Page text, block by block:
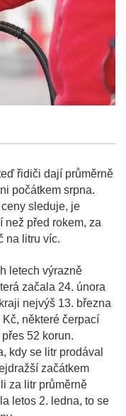
řidiči dají průměrně
počátkem srpna.
sleduje, je
než před rokem, za
na litru víc.
letech výrazně
začala 24. února
nejvýš 13. března
některé čerpací
52 korun.
kdy se litr prodával
začátkem
za litr průměrně
letos 2. ledna, to se